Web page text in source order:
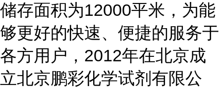
储存面积为12000平米，为能
够更好的快速、便捷的服务于
各方用户，2012年在北京成
立北京鹏彩化学试剂有限公